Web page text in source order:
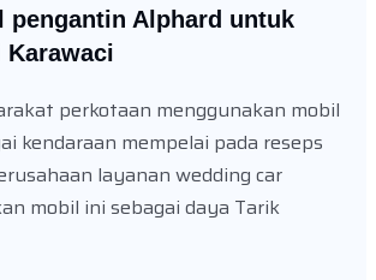
pengantin Alphard untuk
Karawaci
perkotaan menggunakan mobil
kendaraan mempelai pada reseps
layanan wedding car
mobil ini sebagai daya Tarik